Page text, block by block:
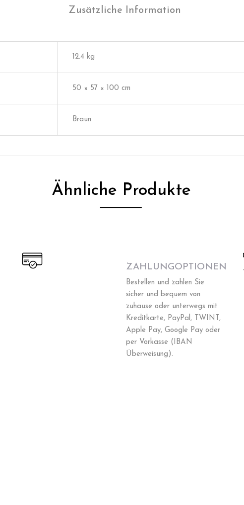
Zusätzliche Information
12.4 kg
50 × 57 × 100 cm
Braun
Ähnliche Produkte
ZAHLUNGOPTIONEN
Bestellen und zahlen Sie
sicher und bequem von
zuhause oder unterwegs mit
Kreditkarte, PayPal, TWINT,
Apple Pay, Google Pay oder
per Vorkasse (IBAN
Überweisung).